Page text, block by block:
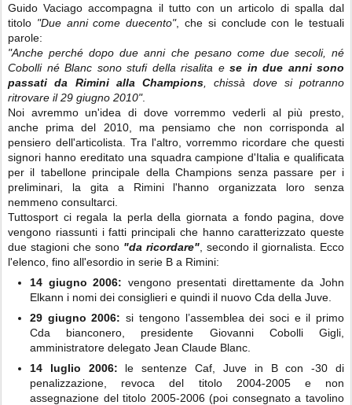
Guido Vaciago accompagna il tutto con un articolo di spalla dal
titolo "Due anni come duecento", che si conclude con le testuali
parole:
"Anche perché dopo due anni che pesano come due secoli, né
Cobol­li né Blanc sono stufi della risalita e se in due anni sono
passati da Rimini alla Champions , chissà dove si potran­no
ritrovare il 29 giugno 2010".
Noi avremmo un'idea di dove vorremmo vederli al più presto,
anche prima del 2010, ma pensiamo che non corrisponda al
pensiero dell'articolista. Tra l'altro, vorremmo ricordare che questi
signori hanno ereditato una squadra campione d'Italia e qualificata
per il tabellone principale della Champions senza passare per i
preliminari, la gita a Rimini l'hanno organizzata loro senza
nemmeno consultarci.
Tuttosport ci regala la perla della giornata a fondo pagina, dove
vengono riassunti i fatti principali che hanno caratterizzato queste
due stagioni che sono "da ricordare" , secondo il giornalista. Ecco
l'elenco, fino all'esordio in serie B a Rimini:
14 giugno 2006: vengono presentati di­rettamente da John
Elkann i nomi dei consi­glieri e quindi il nuovo Cda della Juve.
29 giugno 2006: si tengono l’assemblea dei soci e il primo
Cda bianconero, presidente Giovanni Cobolli Gigli,
amministratore de­legato Jean Claude Blanc.
14 luglio 2006: le sentenze Caf, Juve in B con -30 di
penalizzazione, revoca del titolo 2004-2005 e non
assegnazione del titolo 2005-2006 (poi consegnato a tavolino